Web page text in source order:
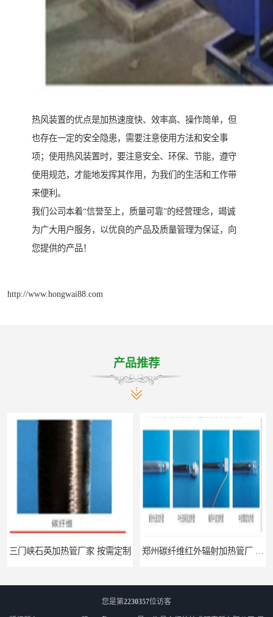
热风装置的优点是加热速度快、效率高、操作简单，但
也存在一定的安全隐患，需要注意使用方法和安全事
项；使用热风装置时，要注意安全、环保、节能，遵守
使用规范，才能地发挥其作用，为我们的生活和工作带
来便利。
我们公司本着“信誉至上，质量可靠”的经营理念，竭诚
为广大用户服务，以优良的产品及质量管理为保证，向
您提供的产品！
http://www.hongwai88.com
产品推荐
三门峡石英加热管厂家 按需定制
您是第2230357位访客